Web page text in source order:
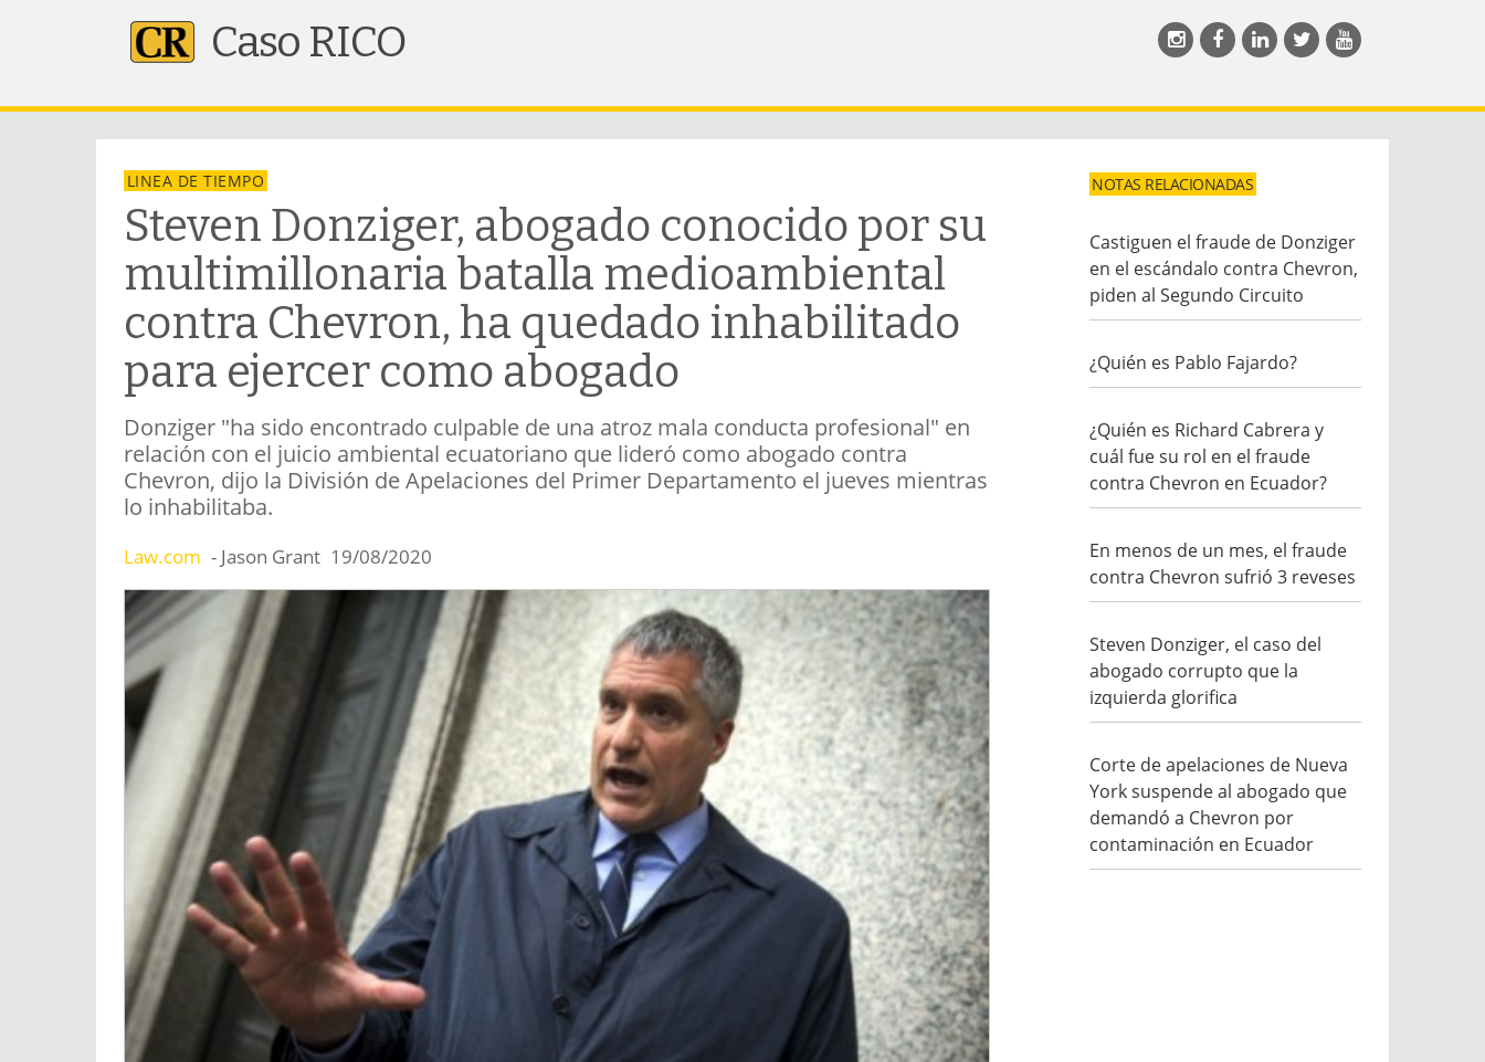
Caso RICO
LINEA DE TIEMPO
Steven Donziger, abogado conocido por su
multimillonaria batalla medioambiental
contra Chevron, ha quedado inhabilitado
para ejercer como abogado
Donziger "ha sido encontrado culpable de una atroz mala conducta profesional" en
relación con el juicio ambiental ecuatoriano que lideró como abogado contra
Chevron, dijo la División de Apelaciones del Primer Departamento el jueves mientras
lo inhabilitaba.
Law.com - Jason Grant 19/08/2020
NOTAS RELACIONADAS
Castiguen el fraude de Donziger
en el escándalo contra Chevron,
piden al Segundo Circuito
¿Quién es Pablo Fajardo?
¿Quién es Richard Cabrera y
cuál fue su rol en el fraude
contra Chevron en Ecuador?
En menos de un mes, el fraude
contra Chevron sufrió 3 reveses
Steven Donziger, el caso del
abogado corrupto que la
izquierda glorifica
Corte de apelaciones de Nueva
York suspende al abogado que
demandó a Chevron por
contaminación en Ecuador